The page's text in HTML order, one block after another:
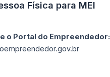
Física para MEI
o Portal do Empreendedor: